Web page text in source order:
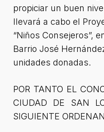
propiciar un buen
llevará a cabo el
“Niños Consejeros”,
Barrio José
unidades donadas.
POR TANTO EL
CIUDAD DE SAN
SIGUIENTE